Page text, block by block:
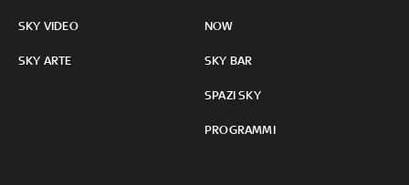
SKY VIDEO
SKY ARTE
NOW
SKY BAR
SPAZI SKY
PROGRAMMI